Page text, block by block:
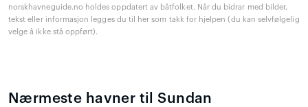
norskhavneguide.no holdes oppdatert av båtfolket. Når du bidrar med bilder,
tekst eller informasjon legges du til her som takk for hjelpen (du kan selvfølgelig
velge å ikke stå oppført).
Nærmeste havner til Sundan